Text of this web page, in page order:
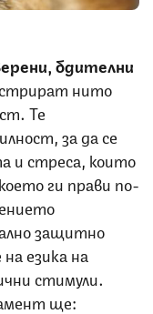
бдителни
нито
Те
за да се
и стреса, които
ги прави по-
защитно
езика на
стимули.
ще: